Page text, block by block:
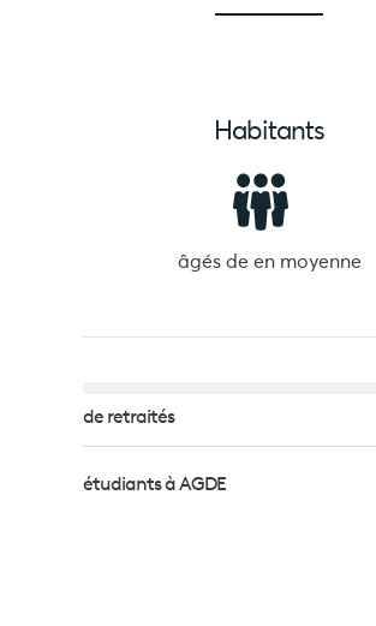
Habitants
âgés de en moyenne
de retraités
étudiants à AGDE